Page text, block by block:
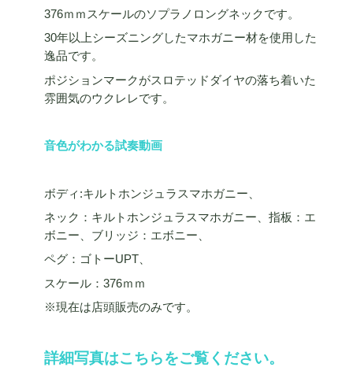
376ｍｍスケールのソプラノロングネックです。
30年以上シーズニングしたマホガニー材を使用した
逸品です。
ポジションマークがスロテッドダイヤの落ち着いた
雰囲気のウクレレです。
音色がわかる試奏動画
ボディ:キルトホンジュラスマホガニー、
ネック：キルトホンジュラスマホガニー、指板：エ
ボニー、ブリッジ：エボニー、
ペグ：ゴトーUPT、
スケール：376ｍｍ
※現在は店頭販売のみです。
詳細写真はこちらをご覧ください。